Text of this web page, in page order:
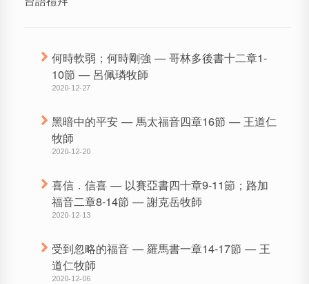
何時軟弱；何時剛強 — 哥林多後書十二章1-
10節 — 呂佩璘牧師
2020-12-27
黑暗中的平安 — 馬太福音四章16節 — 王道仁
牧師
2020-12-20
喜信．信喜 — 以賽亞書四十章9-11節；路加
福音二章8-14節 — 謝克岳牧師
2020-12-13
受到忽略的福音 — 羅馬書一章14-17節 — 王
道仁牧師
2020-12-06